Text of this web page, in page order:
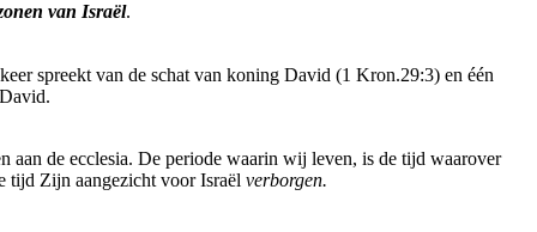
van Israël.
spreekt van de schat van koning David (1 Kron.29:3) en één
aan de ecclesia. De periode waarin wij leven, is de tijd waarover
tijd Zijn aangezicht voor Israël verborgen.